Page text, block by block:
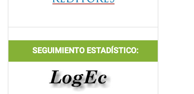
SEGUIMIENTO ESTADÍSTICO: